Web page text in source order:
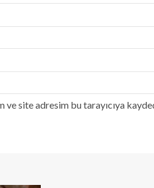
ve site adresim bu tarayıcıya